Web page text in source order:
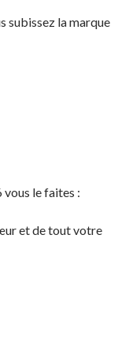
subissez la marque
vous le faites :
et de tout votre